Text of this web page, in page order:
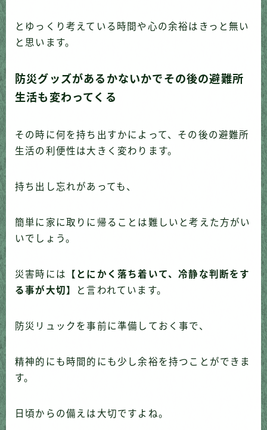
とゆっくり考えている時間や心の余裕はきっと無い
と思います。
防災グッズがあるかないかでその後の避難所
生活も変わってくる
その時に何を持ち出すかによって、その後の避難所
生活の利便性は大きく変わります。
持ち出し忘れがあっても、
簡単に家に取りに帰ることは難しいと考えた方がい
いでしょう。
災害時には
【とにかく落ち着いて、冷静な判断をす
る事が大切】
と言われています。
防災リュックを事前に準備しておく事で、
精神的にも時間的にも少し余裕を持つことができま
す。
日頃からの備えは大切ですよね。